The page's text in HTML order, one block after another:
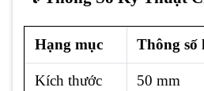
Hạng mục Thông số
Kích thước
50 mm